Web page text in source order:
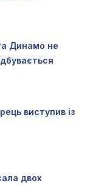
Динамо не
виступив із
двох